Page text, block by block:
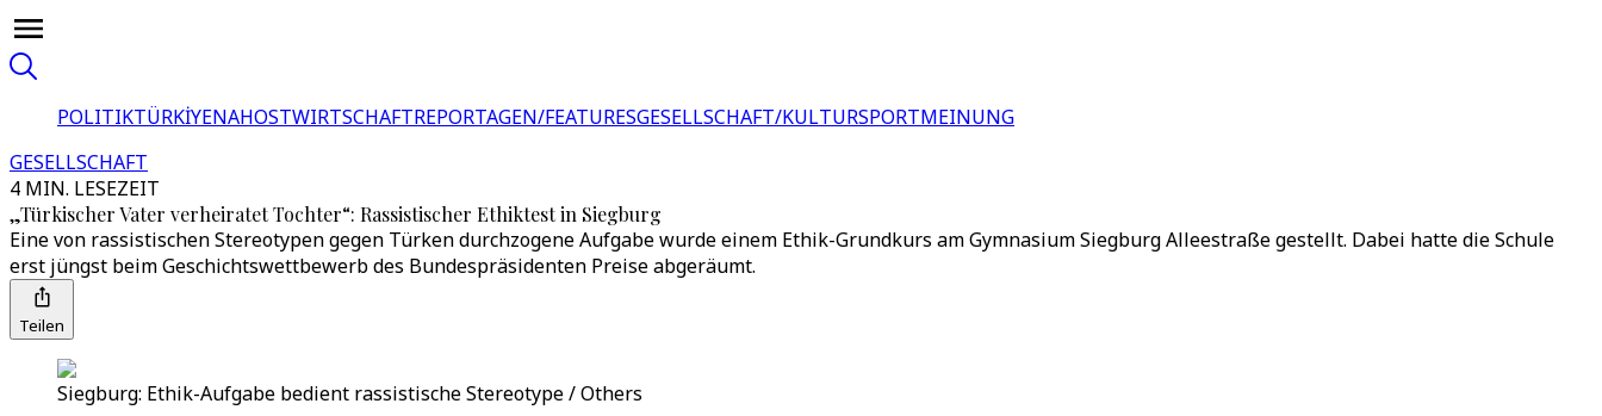
POLITIKTÜRKİYENAHOSTWIRTSCHAFTREPORTAGEN/FEATURESGESELLSCHAFT/KULTURSPORTMEINUNG
GESELLSCHAFT
4 MIN. LESEZEIT
„Türkischer Vater verheiratet Tochter“: Rassistischer Ethiktest in Siegburg
Eine von rassistischen Stereotypen gegen Türken durchzogene Aufgabe wurde einem Ethik-Grundkurs am Gymnasium Siegburg Alleestraße gestellt. Dabei hatte die Schule
erst jüngst beim Geschichtswettbewerb des Bundespräsidenten Preise abgeräumt.
Teilen
Siegburg: Ethik-Aufgabe bedient rassistische Stereotype / Others